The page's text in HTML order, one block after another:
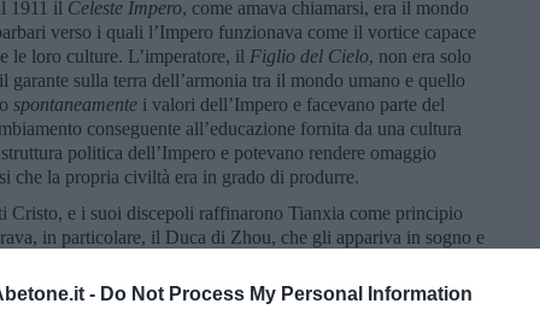
- Do Not Process My Personal Information
1911 il Celeste Impero, come amava chiamarsi, era il mondo
verso i quali l’Impero funzionava come il vortice capace
le loro culture. L’imperatore, il Figlio del Cielo, non era solo
sulla terra dell’armonia tra il mondo umano e quello
spontaneamente i valori dell’Impero e facevano parte del
conseguente all’educazione fornita da una cultura
politica dell’Impero e potevano rendere omaggio
che la propria civiltà era in grado di produrre.
Cristo, e i suoi discepoli raffinarono Tianxia come principio
in particolare, il Duca di Zhou, che gli appariva in sogno e
particolare nella sfera politica; al Duca veniva attribuita la
musica eseguita durante le cerimonie. NelDatong, la Grande
saggi sovrani raggiunge un alto grado di fiducia e sicurezza,